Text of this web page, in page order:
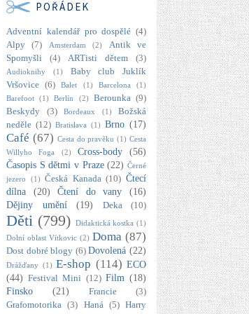
POŘÁDEK
Adventní kalendář pro dospělé (4)
Alpy
(7) Amsterdam (2)
Antik ve
Spomyšli
(4) ARTisti dětem (3)
Audioknihy (1)
Baby club Juklík
Vršovice (6) Balet (1) Barcelona
(1)
Barefoot
(1) Berlín (2) Berounka (9)
Beskydy
(3) Bordeaux (1)
Božská
neděle (12) Bratislava (1) Brno (17)
Café (67) Cesta do pravěku (1) Cesta
Willyho Foga
(2) Cross-body
(56)
Časopis S dětmi v Praze (22) Černé
jezero
(1) Česká Kanada (10) Čtecí
dílna
(20) Čtení do vany
(16)
Dějiny umění
(19) Deka (10)
Děti (799) Didaktická kostka (1)
Dolní oblast Vítkovic (2) Doma (87)
Dost dobré blogy (6) Dovolená (22)
Drážďany (1) E-shop (114) ECO
(44) Festival Mini (12) Film (18)
Finsko
(21) Francie
(3)
Grafomotorika (3) Haná (5) Harry